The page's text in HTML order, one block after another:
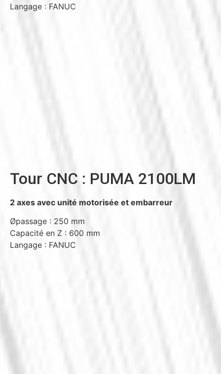
Langage : FANUC
Tour CNC : PUMA 2100LM
2 axes avec unité motorisée et embarreur
Øpassage : 250 mm
Capacité en Z : 600 mm
Langage : FANUC